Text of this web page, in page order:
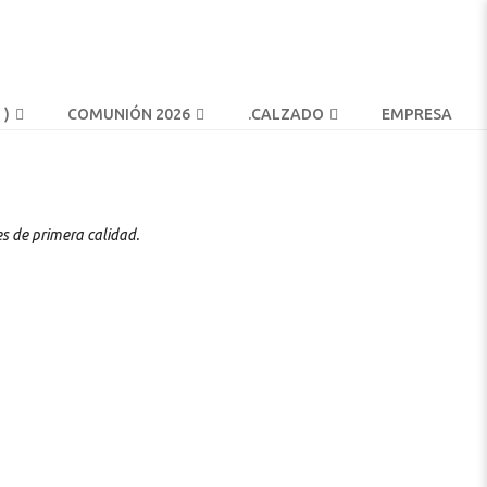
) COMUNIÓN 2026 .CALZADO EMPRESA
de primera calidad.